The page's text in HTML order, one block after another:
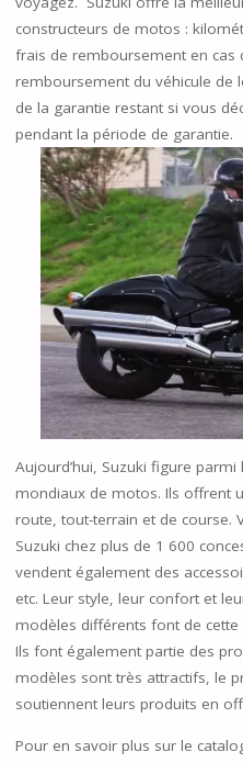
constructeurs de motos :
frais de remboursement en cas
remboursement du véhicule de
de la garantie restant si vous
pendant la période de garantie.
Aujourd’hui, Suzuki figure
mondiaux de motos. Ils offrent
route, tout-terrain et de course.
Suzuki chez plus de 1 600
vendent également des
etc. Leur style, leur confort et
modèles différents font de
Ils font également partie des
modèles sont très attractifs, le
soutiennent leurs produits en
Pour en savoir plus sur le